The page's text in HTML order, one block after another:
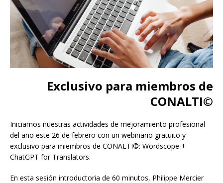
Exclusivo para miembros de
CONALTI©
Iniciamos nuestras actividades de mejoramiento profesional
del año este 26 de febrero con un webinario gratuito y
exclusivo para miembros de CONALTI©: Wordscope +
ChatGPT for Translators.
En esta sesión introductoria de 60 minutos, Philippe Mercier